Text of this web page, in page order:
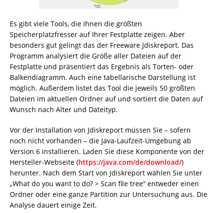
Es gibt viele Tools, die Ihnen die größten
Speicherplatzfresser auf Ihrer Festplatte zeigen. Aber
besonders gut gelingt das der Freeware Jdiskreport. Das
Programm analysiert die Größe aller Dateien auf der
Festplatte und präsentiert das Ergebnis als Torten- oder
Balkendiagramm. Auch eine tabellarische Darstellung ist
möglich. Außerdem listet das Tool die jeweils 50 größten
Dateien im aktuellen Ordner auf und sortiert die Daten auf
Wunsch nach Alter und Dateityp.
Vor der Installation von Jdiskreport müssen Sie – sofern
noch nicht vorhanden – die Java-Laufzeit-Umgebung ab
Version 6 installieren. Laden Sie diese Komponente von der
Hersteller-Webseite (https://java.com/de/download/)
herunter. Nach dem Start von Jdiskreport wählen Sie unter
„What do you want to do? > Scan file tree“ entweder einen
Ordner oder eine ganze Partition zur Untersuchung aus. Die
Analyse dauert einige Zeit.